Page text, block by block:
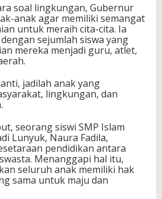
soal lingkungan, Gubernur
anak agar memiliki semangat
untuk meraih cita-cita. Ia
sejumlah siswa yang
mereka menjadi guru, atlet,
jadilah anak yang
lingkungan, dan
seorang siswi SMP Islam
Lunyuk, Naura Fadila,
pendidikan antara
Menanggapi hal itu,
seluruh anak memiliki hak
sama untuk maju dan